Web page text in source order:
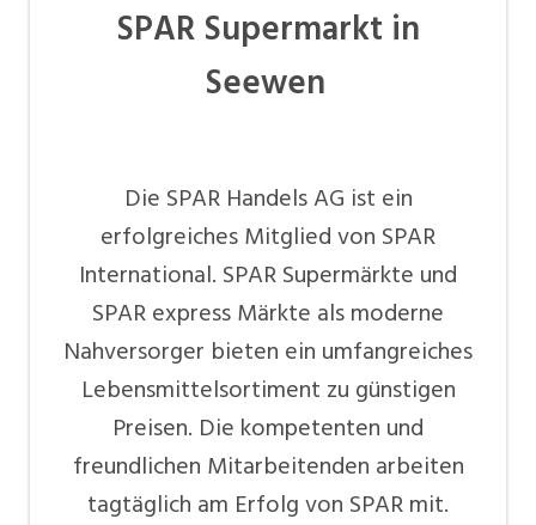
SPAR Supermarkt in
Seewen
Die SPAR Handels AG ist ein
erfolgreiches Mitglied von SPAR
International. SPAR Supermärkte und
SPAR express Märkte als moderne
Nahversorger bieten ein umfangreiches
Lebensmittelsortiment zu günstigen
Preisen. Die kompetenten und
freundlichen Mitarbeitenden arbeiten
tagtäglich am Erfolg von SPAR mit.